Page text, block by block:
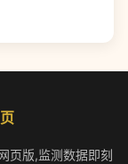
页版,监测数据即刻